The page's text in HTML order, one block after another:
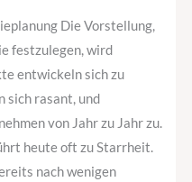
Die Vorstellung,
festzulegen, wird
entwickeln sich zu
sich rasant, und
von Jahr zu Jahr zu.
heute oft zu Starrheit.
nach wenigen